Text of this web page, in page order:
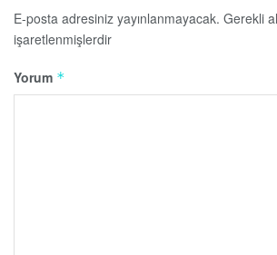
E-posta adresiniz yayınlanmayacak. Gerekli
işaretlenmişlerdir
Yorum *